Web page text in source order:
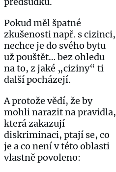
Pokud měl špatné
zkušenosti např. s cizinci,
nechce je do svého bytu
už pouštět… bez ohledu
na to, z jaké „ciziny“ ti
další pocházejí.
A protože vědí, že by
mohli narazit na pravidla,
která zakazují
diskriminaci, ptají se, co
je a co není v této oblasti
vlastně povoleno: